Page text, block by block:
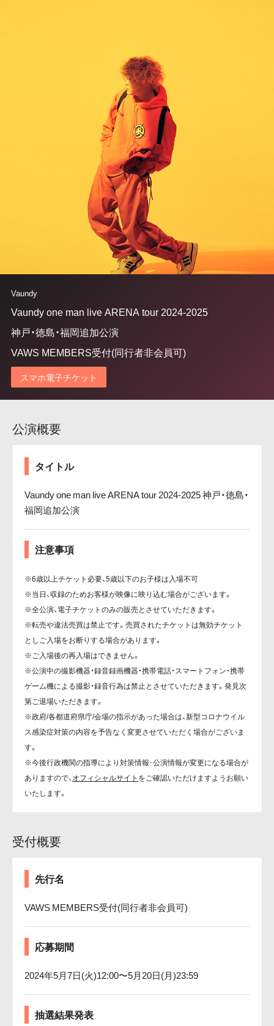
Vaundy
Vaundy one man live ARENA tour 2024-2025
神戸・徳島・福岡追加公演
VAWS MEMBERS受付(同行者非会員可)
スマホ電子チケット
公演概要
タイトル
Vaundy one man live ARENA tour 2024-2025 神戸・徳島・
福岡追加公演
注意事項
※6歳以上チケット必要、5歳以下のお子様は入場不可
※当日、収録のためお客様が映像に映り込む場合がございます。
※全公演、電子チケットのみの販売とさせていただきます。
※転売や違法売買は禁止です。売買されたチケットは無効チケット
としご入場をお断りする場合があります。
※ご入場後の再入場はできません。
※公演中の撮影機器・録音録画機器・携帯電話・スマートフォン・携帯
ゲーム機による撮影・録音行為は禁止とさせていただきます。発見次
第ご退場いただきます。
※政府/各都道府県庁/会場の指示があった場合は、新型コロナウイル
ス感染症対策の内容を予告なく変更させていただく場合がございま
す。
※今後行政機関の指導により対策情報･公演情報が変更になる場合が
ありますので、オフィシャルサイト をご確認いただけますようお願い
いたします。
受付概要
先行名
VAWS MEMBERS受付(同行者非会員可)
応募期間
2024年5月7日(火)12:00〜5月20日(月)23:59
抽選結果発表